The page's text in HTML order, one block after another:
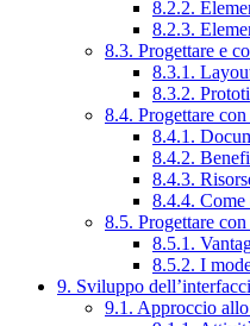
8.2.2.
8.2.3.
8.3. Progettare e
8.3.1.
8.3.2.
8.4. Progettare
8.4.1.
8.4.2.
8.4.3.
8.4.4. Come
8.5. Progettare
8.5.1.
8.5.2. I
9. Sviluppo
9.1. Approccio